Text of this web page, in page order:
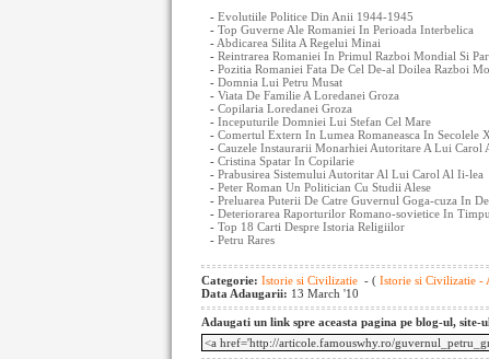
- Evolutiile Politice Din Anii 1944-1945
- Top Guverne Ale Romaniei In Perioada Interbelica
- Abdicarea Silita A Regelui Minai
- Reintrarea Romaniei In Primul Razboi Mondial Si
- Pozitia Romaniei Fata De Cel De-al Doilea Razboi
- Domnia Lui Petru Musat
- Viata De Familie A Loredanei Groza
- Copilaria Loredanei Groza
- Inceputurile Domniei Lui Stefan Cel Mare
- Comertul Extern In Lumea Romaneasca In Secolele
- Cauzele Instaurarii Monarhiei Autoritare A Lui Carol
- Cristina Spatar In Copilarie
- Prabusirea Sistemului Autoritar Al Lui Carol Al Ii-lea
- Peter Roman Un Politician Cu Studii Alese
- Preluarea Puterii De Catre Guvernul Goga-cuza In
- Deteriorarea Raporturilor Romano-sovietice In
- Top 18 Carti Despre Istoria Religiilor
- Petru Rares
Categorie: Istorie si Civilizatie - ( Istorie si Civilizatie -
Data Adaugarii: 13 March '10
Adaugati un link spre aceasta pagina pe blog-ul, site-